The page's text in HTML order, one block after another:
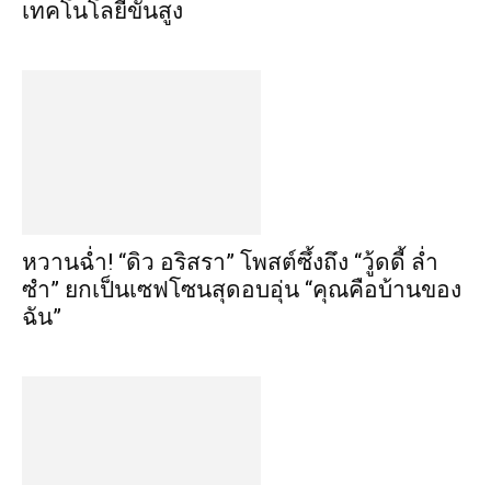
เทคโนโลยีขั้นสูง
หวานฉ่ำ! “ดิว อริสรา” โพสต์ซึ้งถึง “วู้ดดี้ ล่ำ
ซำ” ยกเป็นเซฟโซนสุดอบอุ่น “คุณคือบ้านของ
ฉัน”